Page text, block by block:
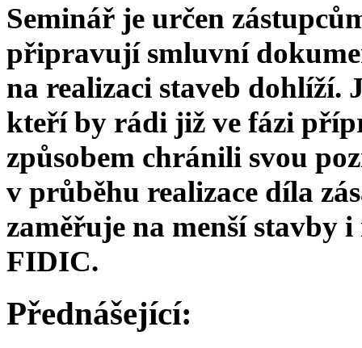
Seminář je určen
připravují smluvní
na realizaci staveb dohlíží.
kteří by rádi již ve fázi
způsobem chránili svou
v průběhu realizace díla
zaměřuje na menší stavby
FIDIC.
Přednášející: